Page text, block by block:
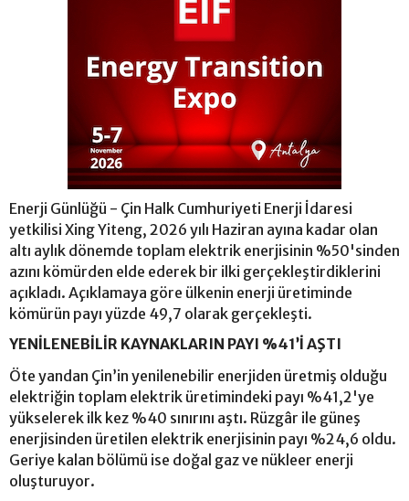
Enerji Günlüğü - Çin Halk Cumhuriyeti Enerji İdaresi
yetkilisi Xing Yiteng, 2026 yılı Haziran ayına kadar olan
altı aylık dönemde toplam elektrik enerjisinin %50'sinden
azını kömürden elde ederek bir ilki gerçekleştirdiklerini
açıkladı. Açıklamaya göre ülkenin enerji üretiminde
kömürün payı yüzde 49,7 olarak gerçekleşti.
YENİLENEBİLİR KAYNAKLARIN PAYI %41’İ AŞTI
Öte yandan Çin’in yenilenebilir enerjiden üretmiş olduğu
elektriğin toplam elektrik üretimindeki payı %41,2'ye
yükselerek ilk kez %40 sınırını aştı. Rüzgâr ile güneş
enerjisinden üretilen elektrik enerjisinin payı %24,6 oldu.
Geriye kalan bölümü ise doğal gaz ve nükleer enerji
oluşturuyor.